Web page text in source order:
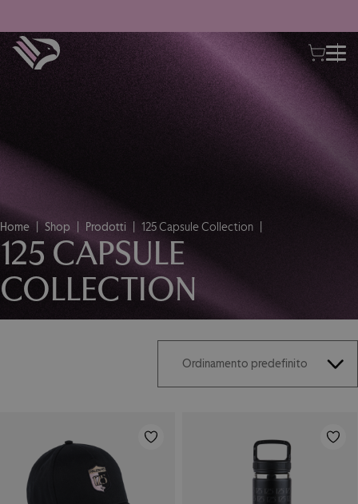
Home Shop Prodotti 125 Capsule Collection
125 CAPSULE
COLLECTION